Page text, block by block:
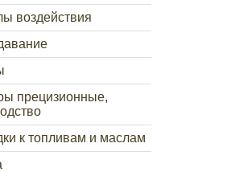
воздействия
прецизионные,
к топливам и маслам